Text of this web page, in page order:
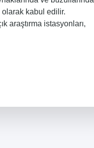
olarak kabul edilir.
araştırma istasyonları,